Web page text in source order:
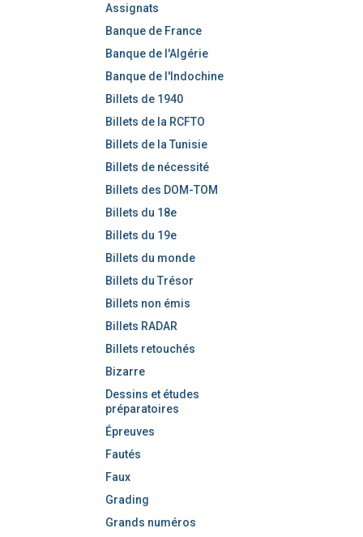
Assignats
Banque de France
Banque de l'Algérie
Banque de l'Indochine
Billets de 1940
Billets de la RCFTO
Billets de la Tunisie
Billets de nécessité
Billets des DOM-TOM
Billets du 18e
Billets du 19e
Billets du monde
Billets du Trésor
Billets non émis
Billets RADAR
Billets retouchés
Bizarre
Dessins et études
préparatoires
Épreuves
Fautés
Faux
Grading
Grands numéros